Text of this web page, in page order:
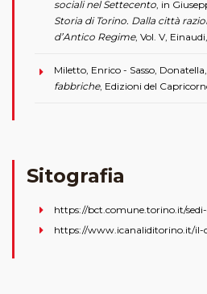
sociali nel Settecento, in
Storia di Torino. Dalla città
d’Antico Regime, Vol. V,
Miletto, Enrico - Sasso, Donatella,
fabbriche, Edizioni del
Sitografia
https://bct.comune.torino.it/
https://www.icanaliditorino.it/il-